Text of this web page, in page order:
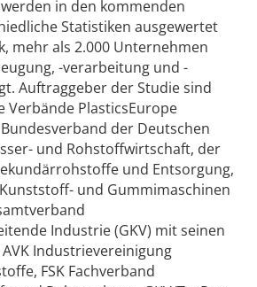
in den kommenden
Statistiken ausgewertet
mehr als 2.000 Unternehmen
-verarbeitung und -
Auftraggeber der Studie sind
Verbände PlasticsEurope
der Deutschen
und Rohstoffwirtschaft, der
und Entsorgung,
und Gummimaschinen
Industrie (GKV) mit seinen
Industrievereinigung
FSK Fachverband